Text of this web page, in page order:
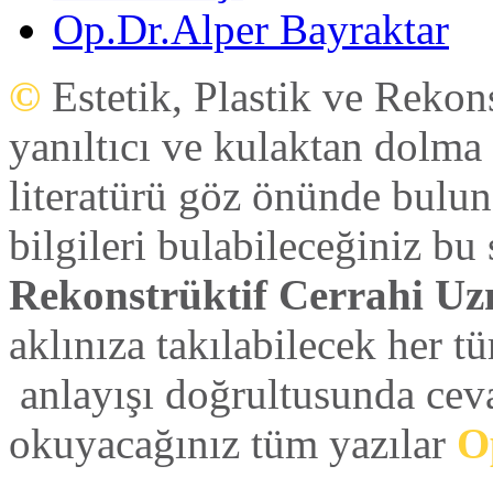
belirleniyor.Operasyon randevunuz verildikten
mevcut olan tam donanımlı ameliyathanemizde
anlaşmalı Otel'e bir refakatçi eşliğinde otele
Op.Dr.Alper Bayraktar
© Estetik, Plastik ve
yanıltıcı ve kulaktan
literatürü göz önünde
bilgileri bulabileceğiniz bu
Rekonstrüktif Cerrahi
aklınıza takılabilecek her
anlayışı doğrultusunda
okuyacağınız tüm yazılar